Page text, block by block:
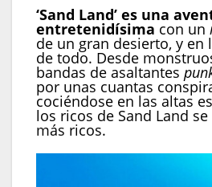
‘Sand Land’ es una
entretenidísima con un
de un gran desierto, y en
de todo. Desde
bandas de asaltantes
por unas cuantas
cociéndose en las altas
los ricos de Sand Land
más ricos.